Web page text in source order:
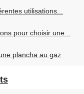
utilisations...
pour choisir une...
plancha au gaz